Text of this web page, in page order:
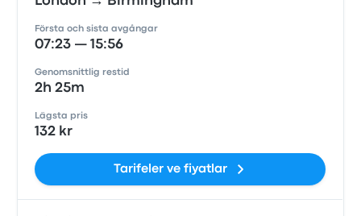
Första och sista avgångar
07:23 — 15:56
Genomsnittlig restid
2h 25m
Lägsta pris
132 kr
Tarifeler ve fiyatlar